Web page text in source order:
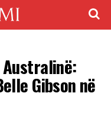
Gibson në